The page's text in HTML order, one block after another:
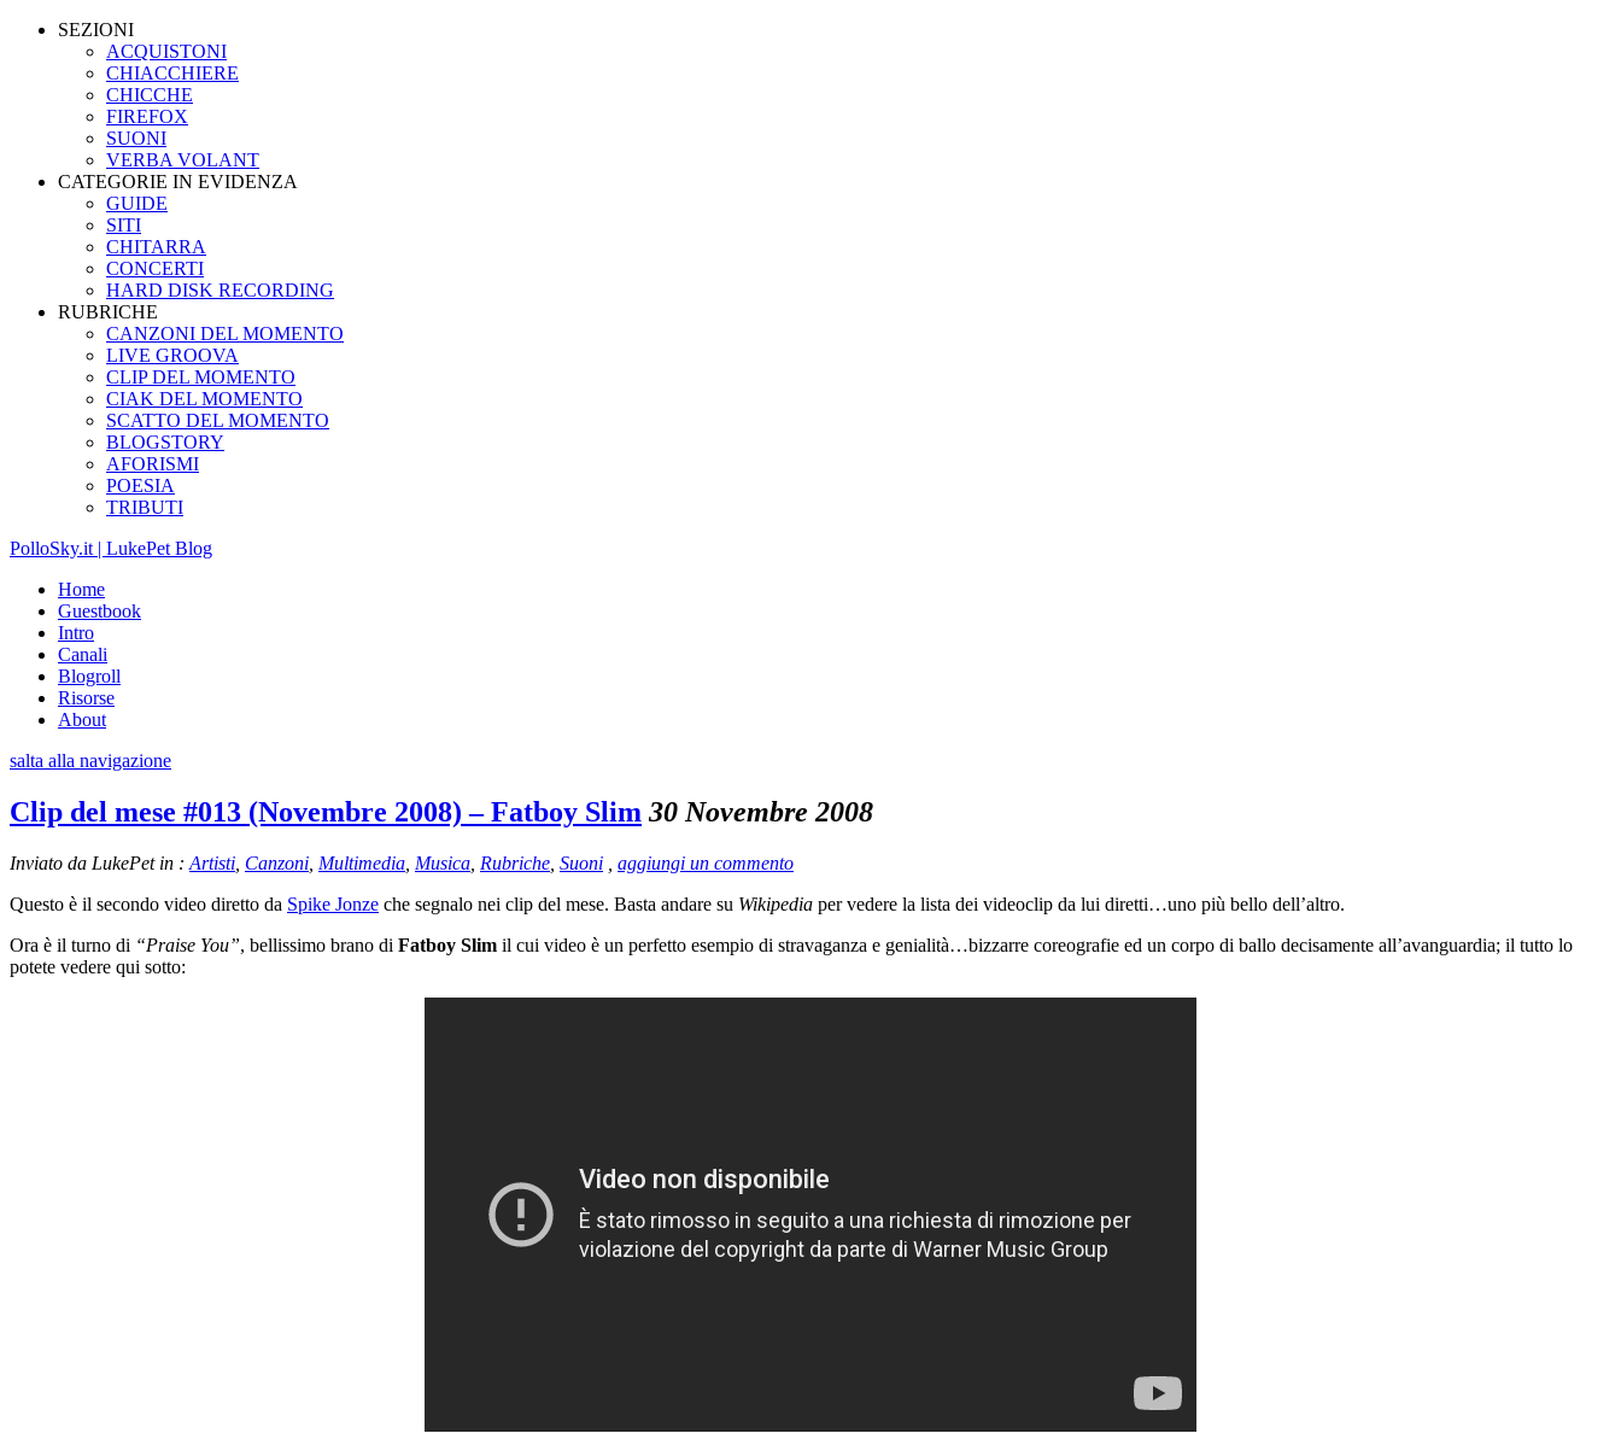
SEZIONI
ACQUISTONI
CHIACCHIERE
CHICCHE
FIREFOX
SUONI
VERBA VOLANT
CATEGORIE IN EVIDENZA
GUIDE
SITI
CHITARRA
CONCERTI
HARD DISK RECORDING
RUBRICHE
CANZONI DEL MOMENTO
LIVE GROOVA
CLIP DEL MOMENTO
CIAK DEL MOMENTO
SCATTO DEL MOMENTO
BLOGSTORY
AFORISMI
POESIA
TRIBUTI
PolloSky.it | LukePet Blog
Home
Guestbook
Intro
Canali
Blogroll
Risorse
About
salta alla navigazione
Clip del mese #013 (Novembre 2008) – Fatboy Slim 30 Novembre 2008
Inviato da LukePet in : Artisti Canzoni Multimedia Musica Rubriche Suoni
aggiungi un commento
Questo è il secondo video diretto da Spike Jonze che segnalo nei clip del mese. Basta andare su Wikipedia per vedere la lista dei videoclip da lui diretti…uno più bello dell’altro.
Ora è il turno di “Praise You”, bellissimo brano di Fatboy Slim il cui video è un perfetto esempio di stravaganza e genialità…bizzarre coreografie ed un corpo di ballo decisamente all’avanguardia; il tutto lo
potete vedere qui sotto: